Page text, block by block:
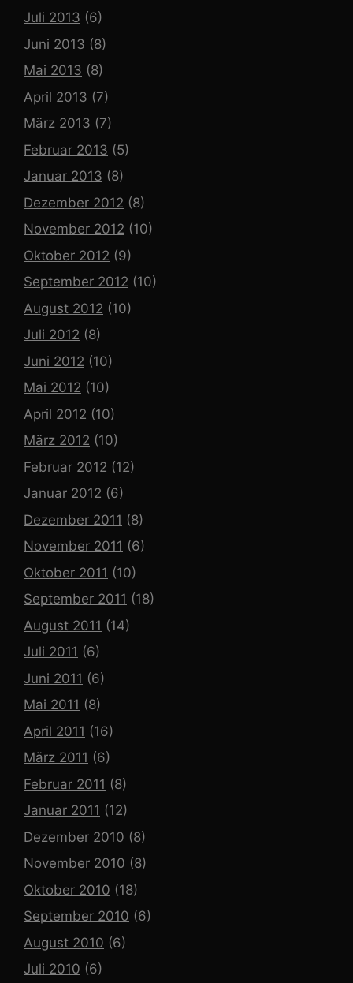
Juli 2013 (6)
Juni 2013 (8)
Mai 2013 (8)
April 2013 (7)
März 2013 (7)
Februar 2013 (5)
Januar 2013 (8)
Dezember 2012 (8)
November 2012 (10)
Oktober 2012 (9)
September 2012 (10)
August 2012 (10)
Juli 2012 (8)
Juni 2012 (10)
Mai 2012 (10)
April 2012 (10)
März 2012 (10)
Februar 2012 (12)
Januar 2012 (6)
Dezember 2011 (8)
November 2011 (6)
Oktober 2011 (10)
September 2011 (18)
August 2011 (14)
Juli 2011 (6)
Juni 2011 (6)
Mai 2011 (8)
April 2011 (16)
März 2011 (6)
Februar 2011 (8)
Januar 2011 (12)
Dezember 2010 (8)
November 2010 (8)
Oktober 2010 (18)
September 2010 (6)
August 2010 (6)
Juli 2010 (6)